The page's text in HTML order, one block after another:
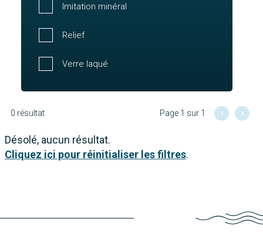
Imitation minéral
Relief
Verre laqué
0 résultat Page 1 sur 1
Désolé, aucun résultat.
Cliquez ici pour réinitialiser les filtres.